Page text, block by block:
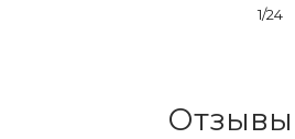
1/24
Отзывы